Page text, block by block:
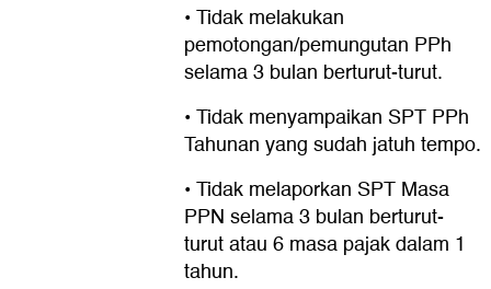
• Tidak melakukan
pemotongan/pemungutan PPh
selama 3 bulan berturut-turut.
• Tidak menyampaikan SPT PPh
Tahunan yang sudah jatuh tempo.
• Tidak melaporkan SPT Masa
PPN selama 3 bulan berturut-
turut atau 6 masa pajak dalam 1
tahun.